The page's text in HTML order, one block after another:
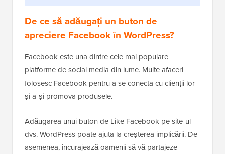
De ce să adăugați un buton de
apreciere Facebook în WordPress?
Facebook este una dintre cele mai populare
platforme de social media din lume. Multe afaceri
folosesc Facebook pentru a se conecta cu clienții lor
și a-și promova produsele.
Adăugarea unui buton de Like Facebook pe site-ul
dvs. WordPress poate ajuta la creșterea implicării. De
asemenea, încurajează oamenii să vă partajeze